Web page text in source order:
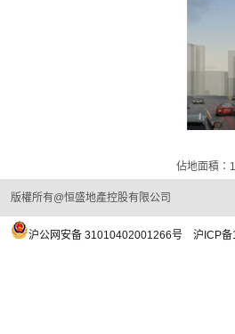
佔地面積：
版權所有@恒盛地產控股有限公司
沪公网安备 31010402001266号 沪ICP